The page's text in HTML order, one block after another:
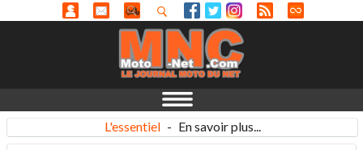
L'essentiel - En savoir plus...